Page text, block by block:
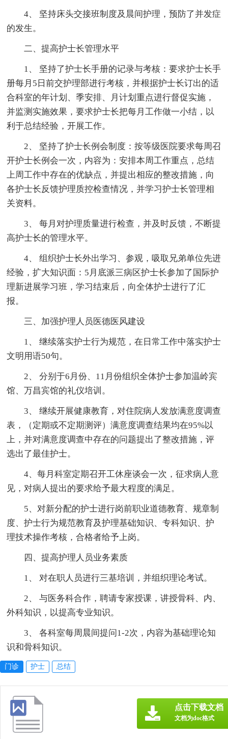
4、 坚持床头交接班制度及晨间护理，预防了并发症
的发生。
二、提高护士长管理水平
1、 坚持了护士长手册的记录与考核：要求护士长手
册每月5日前交护理部进行考核，并根据护士长订出的适
合科室的年计划、季安排、月计划重点进行督促实施，
并监测实施效果，要求护士长把每月工作做一小结，以
利于总结经验，开展工作。
2、 坚持了护士长例会制度：按等级医院要求每周召
开护士长例会一次，内容为：安排本周工作重点，总结
上周工作中存在的优缺点，并提出相应的整改措施，向
各护士长反馈护理质控检查情况，并学习护士长管理相
关资料。
3、 每月对护理质量进行检查，并及时反馈，不断提
高护士长的管理水平。
4、 组织护士长外出学习、参观，吸取兄弟单位先进
经验，扩大知识面：5月底派三病区护士长参加了国际护
理新进展学习班，学习结束后，向全体护士进行了汇
报。
三、加强护理人员医德医风建设
1、 继续落实护士行为规范，在日常工作中落实护士
文明用语50句。
2、 分别于6月份、11月份组织全体护士参加温岭宾
馆、万昌宾馆的礼仪培训。
3、 继续开展健康教育，对住院病人发放满意度调查
表，（定期或不定期测评）满意度调查结果均在95%以
上，并对满意度调查中存在的问题提出了整改措施，评
选出了最佳护士。
4、每月科室定期召开工休座谈会一次，征求病人意
见，对病人提出的要求给予最大程度的满足。
5、对新分配的护士进行岗前职业道德教育、规章制
度、护士行为规范教育及护理基础知识、专科知识、护
理技术操作考核，合格者给予上岗。
四、提高护理人员业务素质
1、 对在职人员进行三基培训，并组织理论考试。
2、 与医务科合作，聘请专家授课，讲授骨科、内、
外科知识，以提高专业知识。
3、 各科室每周晨间提问1-2次，内容为基础理论知
识和骨科知识。
门诊 护士 总结
点击下载文档
文档为doc格式